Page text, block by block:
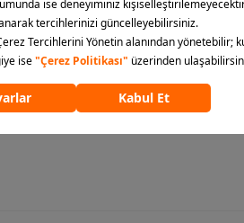
ediniz.
seviyeye çıkaracak Nike
sizleri bekliyor! Siz de hemen Nike